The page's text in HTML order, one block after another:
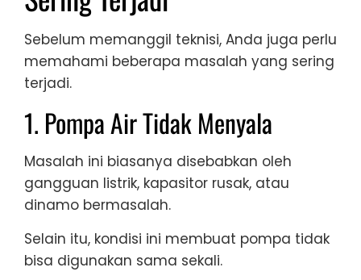
Sebelum memanggil teknisi, Anda juga perlu
memahami beberapa masalah yang sering
terjadi.
1. Pompa Air Tidak Menyala
Masalah ini biasanya disebabkan oleh
gangguan listrik, kapasitor rusak, atau
dinamo bermasalah.
Selain itu, kondisi ini membuat pompa tidak
bisa digunakan sama sekali.